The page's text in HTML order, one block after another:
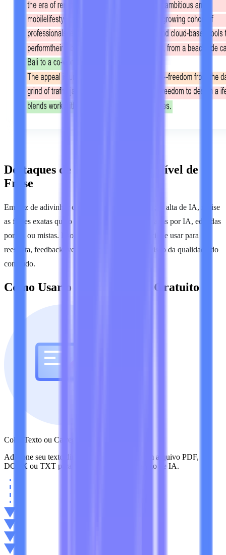
Destaques de Texto de IA em Nível de
Frase
Em vez de adivinhar o que causou uma pontuação alta de IA, revise
as frases exatas que o Lynote sinaliza como geradas por IA, editadas
por IA ou mistas. Isso torna o relatório mais fácil de usar para
reescrita, feedback, verificações editoriais e revisão da qualidade do
conteúdo.
Como Usar o Detector de IA Gratuito
Colar Texto ou Carregar um Arquivo
Adicione seu texto diretamente ou carregue um arquivo PDF,
DOCX ou TXT para prepará-lo para a detecção de IA.